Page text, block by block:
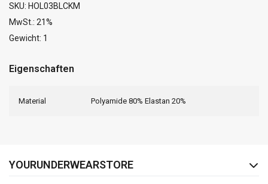
SKU: HOL03BLCKM
MwSt.: 21%
Gewicht: 1
Eigenschaften
Material Polyamide 80% Elastan 20%
YOURUNDERWEARSTORE